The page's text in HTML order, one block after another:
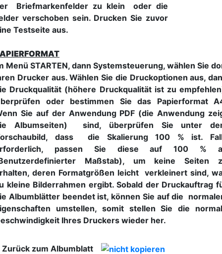
Briefmarkenfelder zu klein oder die
verschoben sein. Drucken Sie zuvor
Testseite aus.
Menü STARTEN, dann Systemsteuerung, wählen Sie
Drucker aus. Wählen Sie die Druckoptionen aus,
Druckqualität (höhere Druckqualität ist zu
oder bestimmen Sie das Papierformat
Sie auf der Anwendung PDF (die Anwendung
Albumseiten) sind, überprüfen Sie unter
dass die Skalierung 100 % ist.
passen Sie diese auf 100 %
Maßstab), um keine Seiten
deren Formatgrößen leicht verkleinert sind,
kleine Bilderrahmen ergibt. Sobald der Druckauftrag
Albumblätter beendet ist, können Sie auf die
umstellen, somit stellen Sie die
Ihres Druckers wieder her.
Zurück zum Albumblatt